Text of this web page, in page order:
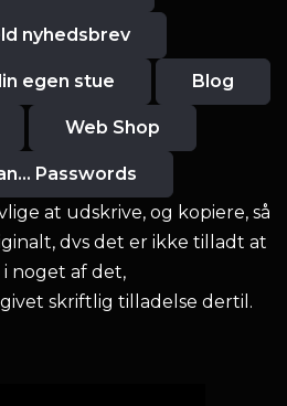
nyhedsbrev
egen stue Blog
Web Shop
Passwords
at udskrive, og kopiere, så
dvs det er ikke tilladt at
noget af det,
skriftlig tilladelse dertil.